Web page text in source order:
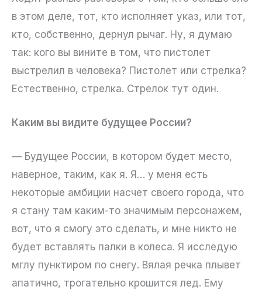
в этом деле, тот, кто исполняет указ, или тот,
кто, собственно, дернул рычаг. Ну, я думаю
так: кого вы вините в том, что пистолет
выстрелил в человека? Пистолет или стрелка?
Естественно, стрелка. Стрелок тут один.
Каким вы видите будущее России?
— Будущее России, в котором будет место,
наверное, таким, как я. Я… у меня есть
некоторые амбиции насчет своего города, что
я стану там каким-то значимым персонажем,
вот, что я смогу это сделать, и мне никто не
будет вставлять палки в колеса. Я исследую
мглу пунктиром по снегу. Вялая речка плывет
апатично, трогательно крошится лед. Ему